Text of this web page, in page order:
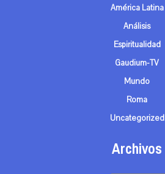
América Latina
Análisis
Espiritualidad
Gaudium-TV
Mundo
Roma
Uncategorized
Archivos